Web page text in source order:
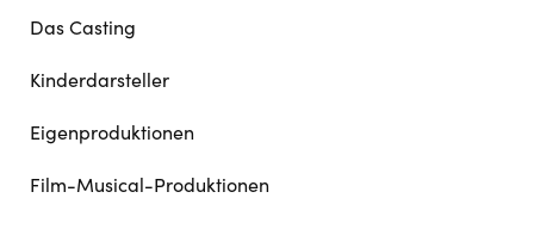
Das Casting
Kinderdarsteller
Eigenproduktionen
Film-Musical-Produktionen